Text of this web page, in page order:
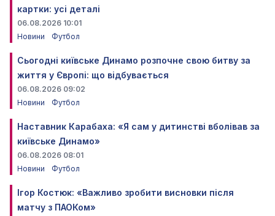
картки: усі деталі
06.08.2026 10:01
Новини
Футбол
Сьогодні київське Динамо розпочне свою битву за
життя у Європі: що відбувається
06.08.2026 09:02
Новини
Футбол
Наставник Карабаха: «Я сам у дитинстві вболівав за
київське Динамо»
06.08.2026 08:01
Новини
Футбол
Ігор Костюк: «Важливо зробити висновки після
матчу з ПАОКом»